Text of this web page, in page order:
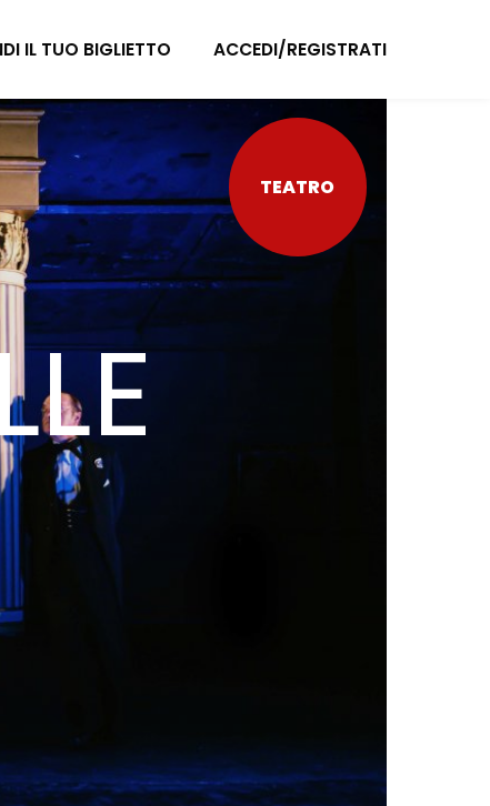
TEATRO
IL TUO BIGLIETTO ACCEDI/REGISTRATI